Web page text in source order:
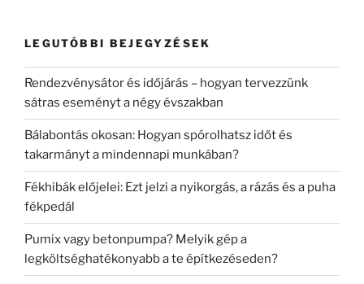
LEGUTÓBBI BEJEGYZÉSEK
Rendezvénysátor és időjárás – hogyan tervezzünk
sátras eseményt a négy évszakban
Bálabontás okosan: Hogyan spórolhatsz időt és
takarmányt a mindennapi munkában?
Fékhibák előjelei: Ezt jelzi a nyikorgás, a rázás és a puha
fékpedál
Pumix vagy betonpumpa? Melyik gép a
legköltséghatékonyabb a te építkezéseden?